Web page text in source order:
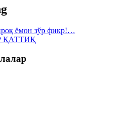
ёмон зўр фикр!…
ҚАТТИҚ